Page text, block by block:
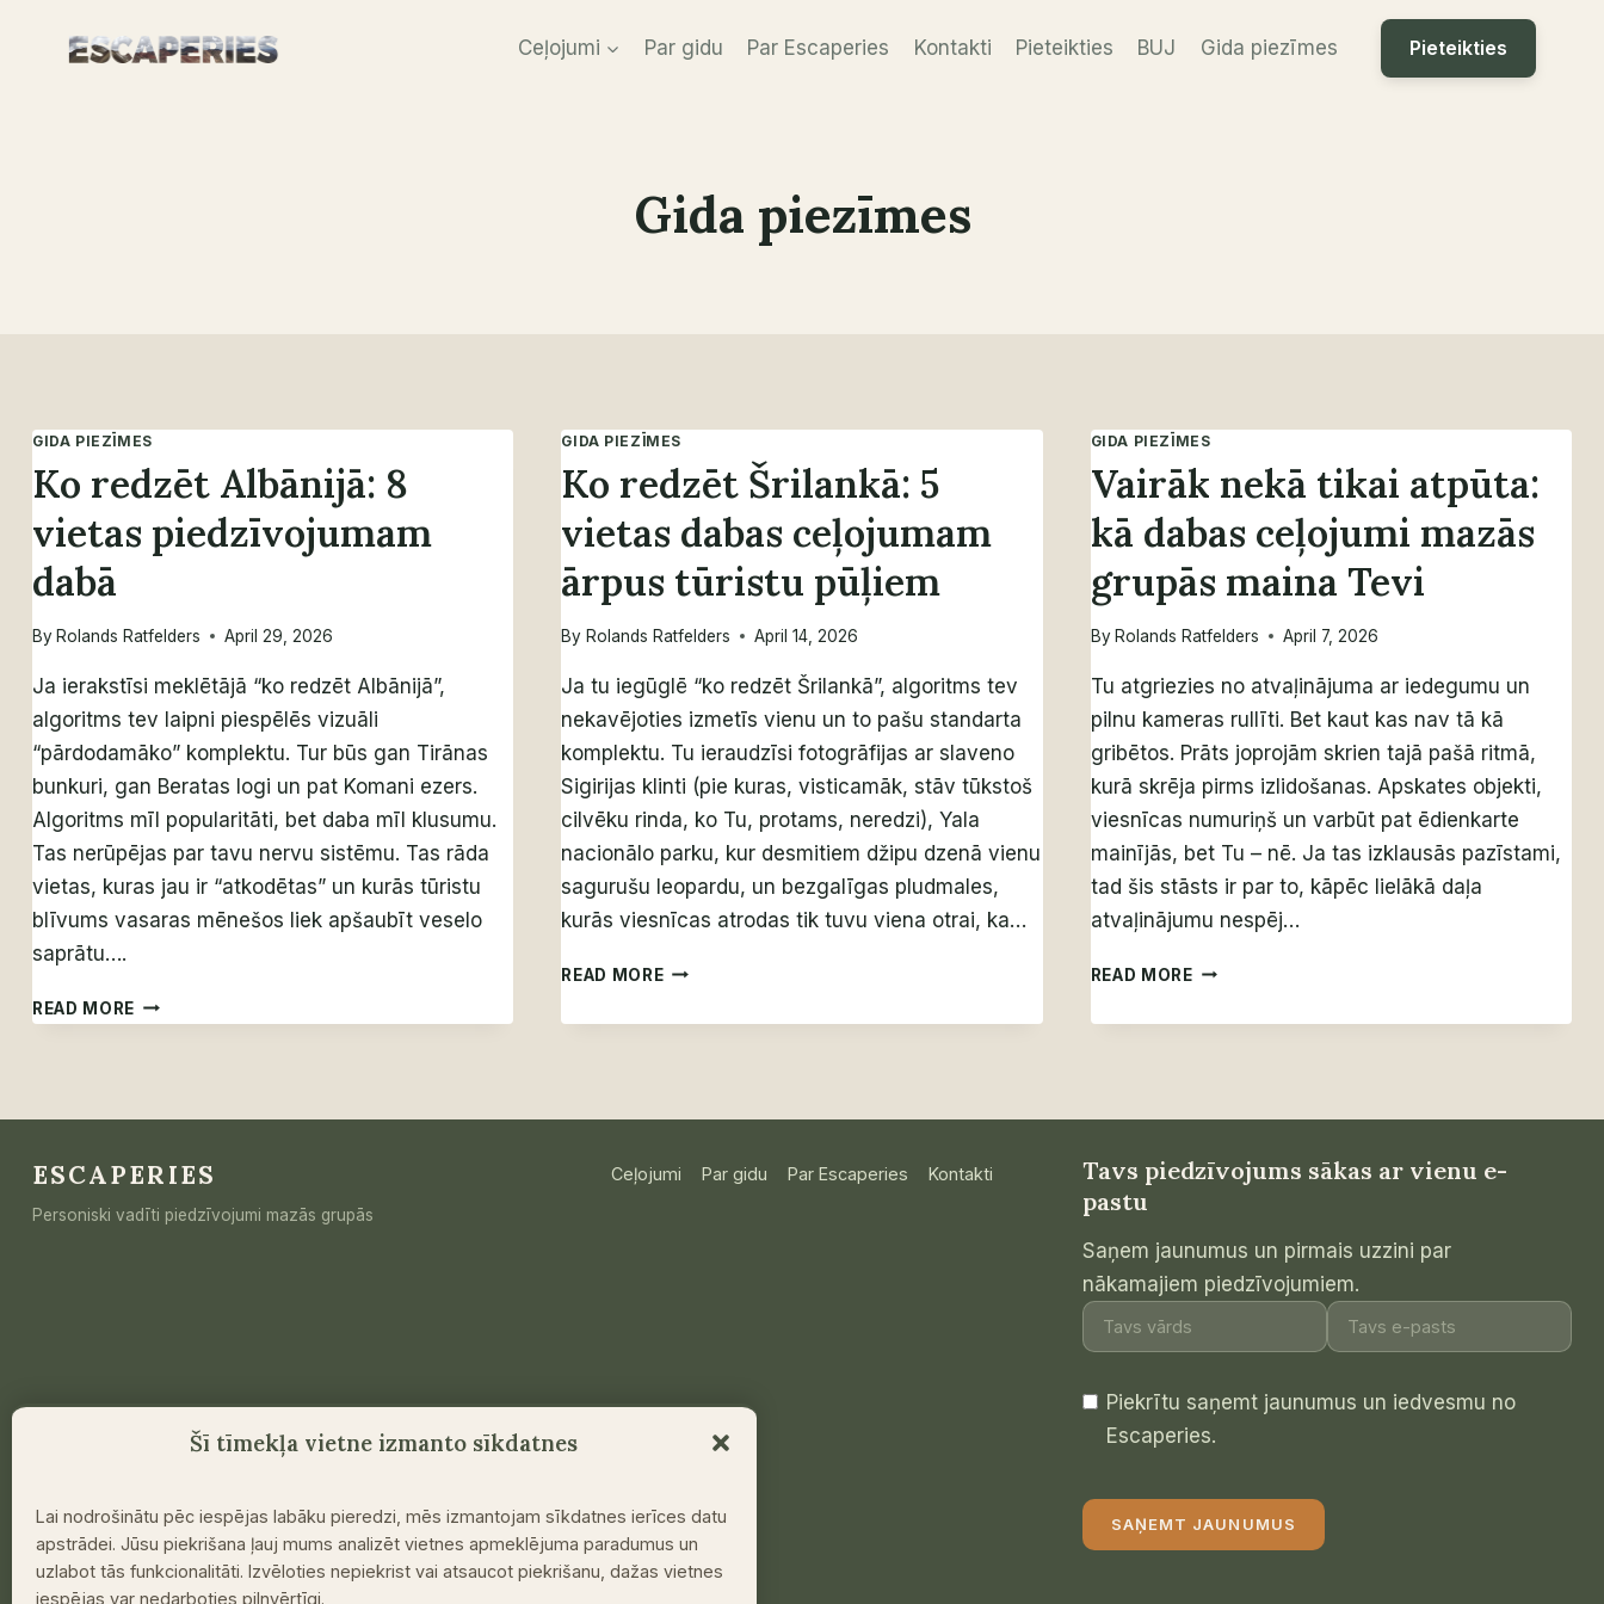
Šī tīmekļa vietne izmanto sīkdatnes
Lai nodrošinātu pēc iespējas labāku pieredzi, mēs izmantojam sīkdatnes ierīces datu
apstrādei. Jūsu piekrišana ļauj mums analizēt vietnes apmeklējuma paradumus un
uzlabot tās funkcionalitāti. Izvēloties nepiekrist vai atsaucot piekrišanu, dažas vietnes
iespējas var nedarboties pilnvērtīgi.
Ceļojumi Par gidu Par Escaperies Kontakti Pieteikties BUJ Gida piezīmes Pieteikties
Gida piezīmes
GIDA PIEZĪMES
Ko redzēt Albānijā: 8
vietas piedzīvojumam
dabā
ByRolands Ratfelders April 29, 2026
Ja ierakstīsi meklētājā “ko redzēt Albānijā”,
algoritms tev laipni piespēlēs vizuāli
“pārdodamāko” komplektu. Tur būs gan Tirānas
bunkuri, gan Beratas logi un pat Komani ezers.
Algoritms mīl popularitāti, bet daba mīl klusumu.
Tas nerūpējas par tavu nervu sistēmu. Tas rāda
vietas, kuras jau ir “atkodētas” un kurās tūristu
blīvums vasaras mēnešos liek apšaubīt veselo
saprātu….
READ MORE KO
REDZĒT
GIDA PIEZĪMES
Ko redzēt Šrilankā: 5
vietas dabas ceļojumam
ārpus tūristu pūļiem
By Rolands Ratfelders April 14, 2026
Ja tu iegūglē “ko redzēt Šrilankā”, algoritms tev
nekavējoties izmetīs vienu un to pašu standarta
komplektu. Tu ieraudzīsi fotogrāfijas ar slaveno
Sigirijas klinti (pie kuras, visticamāk, stāv tūkstoš
cilvēku rinda, ko Tu, protams, neredzi), Yala
nacionālo parku, kur desmitiem džipu dzenā vienu
sagurušu leopardu, un bezgalīgas pludmales,
kurās viesnīcas atrodas tik tuvu viena otrai, ka…
READ MOREKO
ŠRILANKĀ:
CEĻOJUMAM
TŪRISTU
GIDA PIEZĪMES
Vairāk nekā tikai atpūta:
kā dabas ceļojumi mazās
grupās maina Tevi
By Rolands Ratfelders April 7, 2026
Tu atgriezies no atvaļinājuma ar iedegumu un
pilnu kameras rullīti. Bet kaut kas nav tā kā
gribētos. Prāts joprojām skrien tajā pašā ritmā,
kurā skrēja pirms izlidošanas. Apskates objekti,
viesnīcas numuriņš un varbūt pat ēdienkarte
mainījās, bet Tu – nē. Ja tas izklausās pazīstami,
tad šis stāsts ir par to, kāpēc lielākā daļa
atvaļinājumu nespēj…
READ MOREVAIRĀK
TIKAI
CEĻOJUMI
GRUPĀS
ESCAPERIES
Personiski vadīti piedzīvojumi mazās grupās
Ceļojumi Par gidu Par Escaperies Kontakti
Tavs piedzīvojums sākas ar vienu e-
pastu
Saņem jaunumus un pirmais uzzini par
nākamajiem piedzīvojumiem.
Piekrītu saņemt jaunumus un iedvesmu no
Escaperies.
SAŅEMT JAUNUMUS